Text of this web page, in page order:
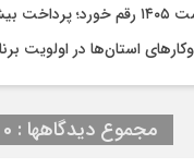
ملی ایران
استان‌ها در اولویت
مجموع دیدگاهها : 0